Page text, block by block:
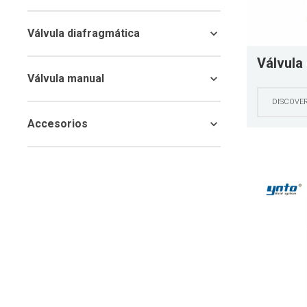
Válvula diafragmática
Válvula manual
Accesorios
DISCOVER